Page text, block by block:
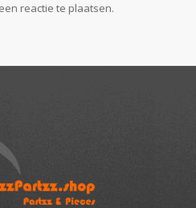
reactie te plaatsen.